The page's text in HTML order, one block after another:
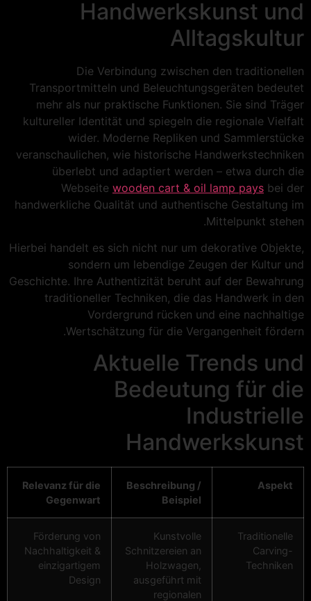
Handwerkskunst und
Alltagskultur
Die Verbindung zwischen den traditionellen
Transportmitteln und Beleuchtungsgeräten bedeutet
mehr als nur praktische Funktionen. Sie sind Träger
kultureller Identität und spiegeln die regionale Vielfalt
wider. Moderne Repliken und Sammlerstücke
veranschaulichen, wie historische Handwerkstechniken
überlebt und adaptiert werden – etwa durch die
Webseite wooden cart & oil lamp pays bei der
handwerkliche Qualität und authentische Gestaltung im
Mittelpunkt stehen.
Hierbei handelt es sich nicht nur um dekorative Objekte,
sondern um lebendige Zeugen der Kultur und
Geschichte. Ihre Authentizität beruht auf der Bewahrung
traditioneller Techniken, die das Handwerk in den
Vordergrund rücken und eine nachhaltige
Wertschätzung für die Vergangenheit fördern.
Aktuelle Trends und
Bedeutung für die
Industrielle
Handwerkskunst
Aspekt
Beschreibung /
Beispiel
Relevanz für die
Gegenwart
Traditionelle
Carving-
Techniken
Kunstvolle
Schnitzereien an
Holzwagen,
ausgeführt mit
regionalen
Förderung von
Nachhaltigkeit &
einzigartigem
Design